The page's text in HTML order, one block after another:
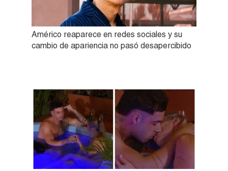
Américo reaparece en redes sociales y su
cambio de apariencia no pasó desapercibido